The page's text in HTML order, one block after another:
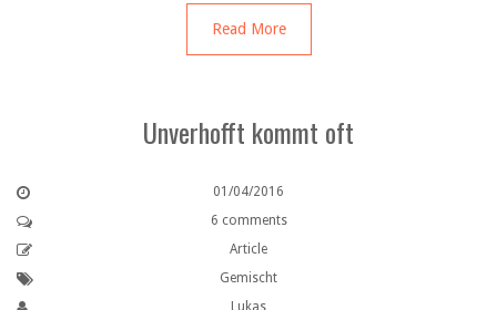
Read More
Unverhofft kommt oft
01/04/2016
6 comments
Article
Gemischt
Lukas